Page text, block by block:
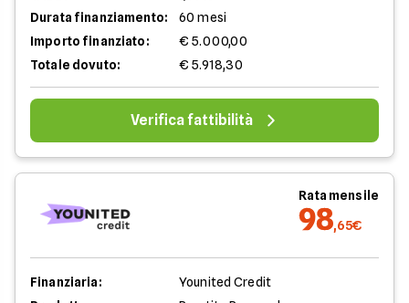
Durata finanziamento:
60 mesi
Importo finanziato:
€ 5.000,00
Totale dovuto:
€ 5.918,30
Verifica fattibilità
Rata mensile
98,65€
Finanziaria:
Younited Credit